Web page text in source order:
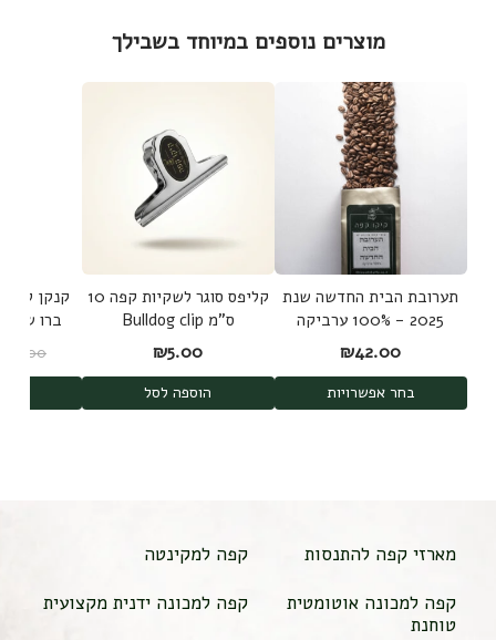
מוצרים נוספים במיוחד בשבילך
תערובת הבית החדשה שנת
2025 - 100% ערביקה
משלושה מקורות
₪42.00
בחר אפשרויות
קליפס סוגר לשקיות קפה 10
ס"מ Bulldog clip
₪5.00
הוספה לסל
קנקן
189.00
מארזי קפה להתנסות
קפה למקינטה
קפה למכונה אוטומטית
טוחנת
קפה למכונה ידנית מקצועית